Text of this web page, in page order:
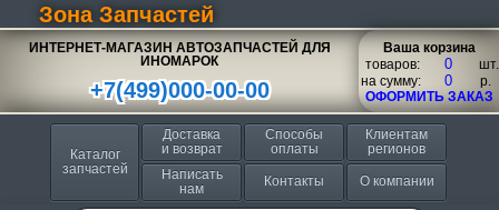
Зона Запчастей
ИНТЕРНЕТ-МАГАЗИН АВТОЗАПЧАСТЕЙ ДЛЯ
ИНОМАРОК
+7(499)000-00-00
Ваша корзина
товаров:
шт.
на сумму:
p.
ОФОРМИТЬ ЗАКАЗ
Каталог
запчастей
Доставка
и возврат
Способы
оплаты
Клиентам
регионов
Написать
нам
Контакты О компании